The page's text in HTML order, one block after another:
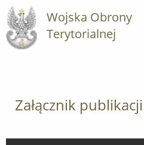
Wojska Obrony
Terytorialnej
Załącznik publikacji